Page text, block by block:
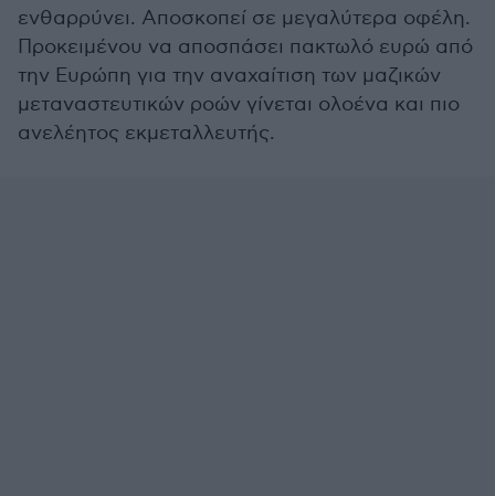
ενθαρρύνει. Αποσκοπεί σε μεγαλύτερα οφέλη.
Προκειμένου να αποσπάσει πακτωλό ευρώ από
την Ευρώπη για την αναχαίτιση των μαζικών
μεταναστευτικών ροών γίνεται ολοένα και πιο
ανελέητος εκμεταλλευτής.